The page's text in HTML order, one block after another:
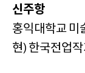
신주항
홍익대학교 미
현) 한국전업